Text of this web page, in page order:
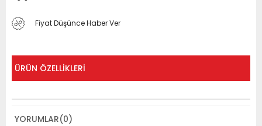
Fiyat Düşünce Haber Ver
ÜRÜN ÖZELLIKLERI
YORUMLAR(0)